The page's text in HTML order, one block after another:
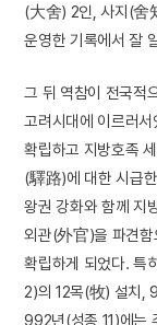
(大舍) 2인, 사지(舍
운영한 기록에서 잘
그 뒤 역참이 전국적
고려시대에 이르러
확립하고 지방호족
(驛路)에 대한 시급
왕권 강화와 함께 지
외관(外官)을 파견함
확립하게 되었다. 특
2)의 12목(牧) 설치,
992년(성종 11)에는